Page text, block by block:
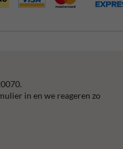
in en we reageren zo